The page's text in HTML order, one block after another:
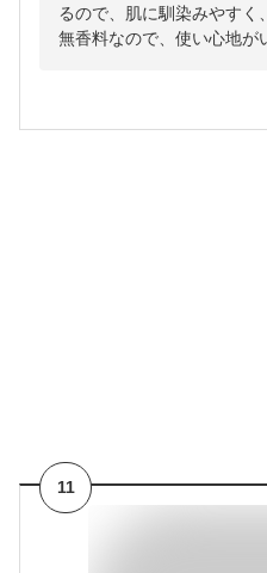
るので、肌に馴染みやすく
無香料なので、使い心地が
11